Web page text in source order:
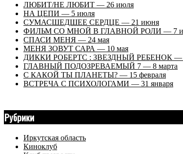
ЛЮБИТ/НЕ ЛЮБИТ — 26 июля
НА ЦЕПИ — 5 июля
СУМАСШЕДШЕЕ СЕРДЦЕ — 21 июня
ФИЛЬМ СО МНОЙ В ГЛАВНОЙ РОЛИ — 7
СПАСИ МЕНЯ — 24 мая
МЕНЯ ЗОВУТ САРА — 10 мая
ДИККИ РОБЕРТС : ЗВЕЗДНЫЙ РЕБЕНОК —
ГЛАВНЫЙ ПОДОЗРЕВАЕМЫЙ 7 — 8 марта
С КАКОЙ ТЫ ПЛАНЕТЫ? — 15 февраля
ВСТРЕЧА С ПСИХОЛОГАМИ — 31 января
Рубрики
Иркутская область
Киноклуб